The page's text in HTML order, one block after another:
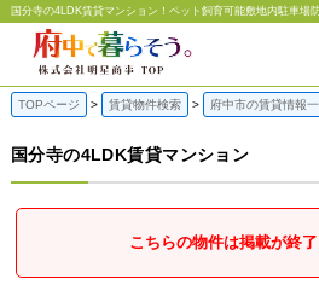
国分寺の4LDK賃貸マンション | 府中の賃貸なら明星商事
TOPページ 賃貸物件検索 府中市の賃貸情報
国分寺の4LDK賃貸マンション
こちらの物件は掲載が終了